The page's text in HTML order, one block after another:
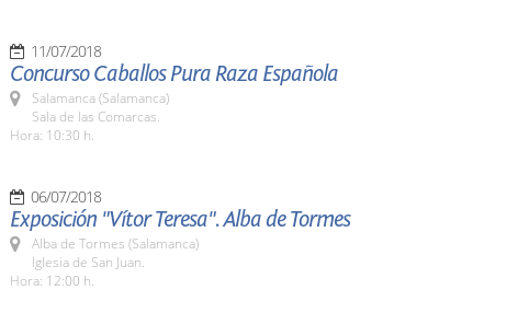
11/07/2018
Concurso Caballos Pura Raza Española
Salamanca (Salamanca)
Sala de las Comarcas.
Hora: 10:30 h.
06/07/2018
Exposición "Vítor Teresa". Alba de Tormes
Alba de Tormes (Salamanca)
Iglesia de San Juan.
Hora: 12:00 h.